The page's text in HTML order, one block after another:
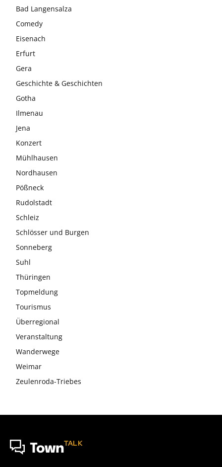
Bad Langensalza
Comedy
Eisenach
Erfurt
Gera
Geschichte & Geschichten
Gotha
Ilmenau
Jena
Konzert
Mühlhausen
Nordhausen
Pößneck
Rudolstadt
Schleiz
Schlösser und Burgen
Sonneberg
Suhl
Thüringen
Topmeldung
Tourismus
Überregional
Veranstaltung
Wanderwege
Weimar
Zeulenroda-Triebes
TownTALK